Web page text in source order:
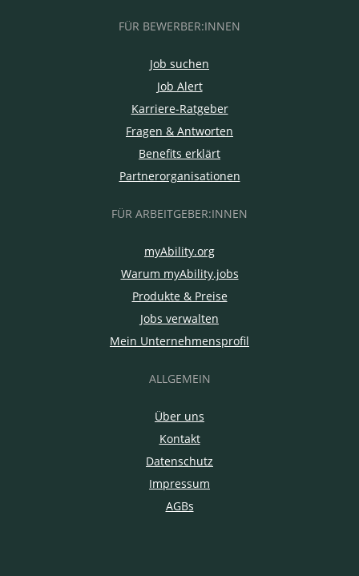
FÜR BEWERBER:INNEN
Job suchen
Job Alert
Karriere-Ratgeber
Fragen & Antworten
Benefits erklärt
Partnerorganisationen
FÜR ARBEITGEBER:INNEN
myAbility.org
Warum myAbility.jobs
Produkte & Preise
Jobs verwalten
Mein Unternehmensprofil
ALLGEMEIN
Über uns
Kontakt
Datenschutz
Impressum
AGBs